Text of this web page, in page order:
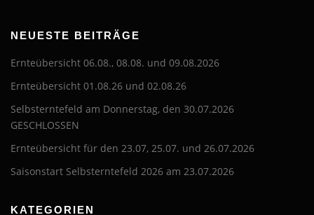
NEUESTE BEITRÄGE
Ernteübersicht 06.08., 08.08. und 09.08.2026
Ernteübersicht 01.08.26 und 02.08.26
Selbsterntefeld am Donnerstag, den 30.07.2026
GESCHLOSSEN
Ernteübersicht für den 23.07, 25.07. und 26.07.2026
Saisonstart Selbsterntefeld 2026 am 23.07.2026
KATEGORIEN